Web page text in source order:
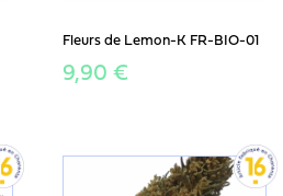
Fleurs de Lemon-K FR-BIO-01
9,90 €